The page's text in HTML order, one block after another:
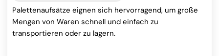
Palettenaufsätze eignen sich hervorragend, um große
Mengen von Waren schnell und einfach zu
transportieren oder zu lagern.